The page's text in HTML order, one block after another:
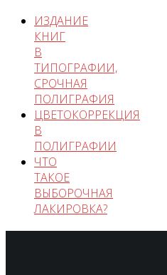
ИЗДАНИЕ
КНИГ
В
ТИПОГРАФИИ,
СРОЧНАЯ
ПОЛИГРАФИЯ
ЦВЕТОКОРРЕКЦИЯ
В
ПОЛИГРАФИИ
ЧТО
ТАКОЕ
ВЫБОРОЧНАЯ
ЛАКИРОВКА?